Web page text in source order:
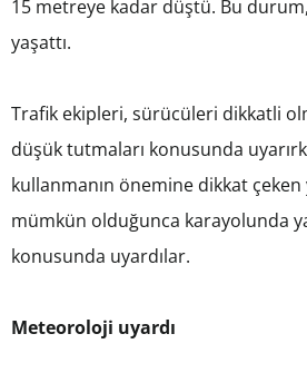
15 metreye kadar düştü. Bu
yaşattı.
Trafik ekipleri, sürücüleri dikkatli
düşük tutmaları konusunda
kullanmanın önemine dikkat
mümkün olduğunca karayolunda
konusunda uyardılar.
Meteoroloji uyardı